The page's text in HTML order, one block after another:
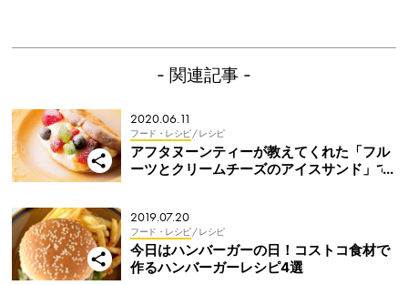
- 関連記事 -
2020.06.11
フード・レシピ/ レシピ
アフタヌーンティーが教えてくれた「フル
ーツとクリームチーズのアイスサンド」で
2019.07.20
フード・レシピ/ レシピ
今日はハンバーガーの日！コストコ食材で
作るハンバーガーレシピ4選